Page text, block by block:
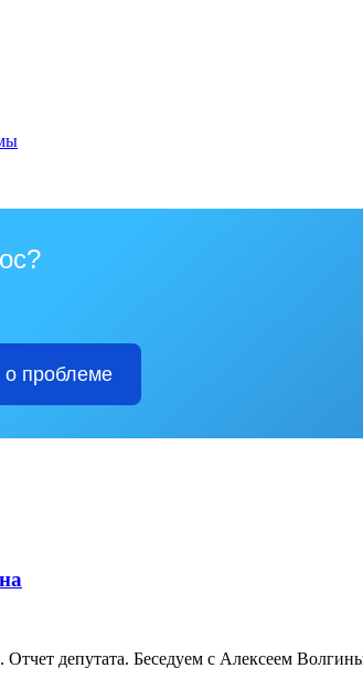
проблеме
депутата. Беседуем с Алексеем